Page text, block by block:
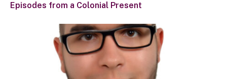
Episodes from a Colonial Present